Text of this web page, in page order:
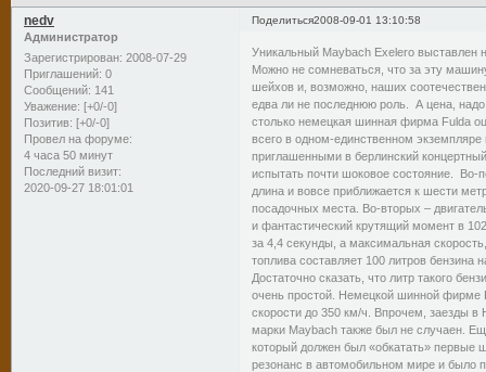
Поделиться2008-09-01 13:10:58
nedv
Администратор
Зарегистрирован: 2008-07-29
Приглашений: 0
Сообщений: 141
Уважение: [+0/-0]
Позитив: [+0/-0]
Провел на форуме:
4 часа 50 минут
Последний визит:
2020-09-27 18:01:01
Уникальный Maybach Exelero выставлен
Можно не сомневаться, что за эту
шейхов и, возможно, наших
едва ли не последнюю роль. А цена,
столько немецкая шинная фирма Fulda
всего в одном-единственном
приглашенными в берлинский
испытать почти шоковое состояние. Во-
длина и вовсе приближается к шести
посадочных места. Во-вторых –
и фантастический крутящий момент в
за 4,4 секунды, а максимальная
топлива составляет 100 литров бензина
Достаточно сказать, что литр такого
очень простой. Немецкой шинной фирме
скорости до 350 км/ч. Впрочем, заезды
марки Maybach также был не случаен.
который должен был «обкатать» первые
резонанс в автомобильном мире и было